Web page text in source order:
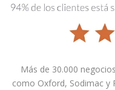
Más de 30.000
como Oxford, Sodimac y